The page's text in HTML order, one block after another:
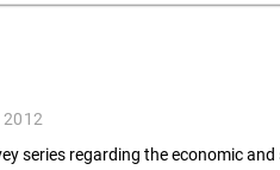
2012
series regarding the economic